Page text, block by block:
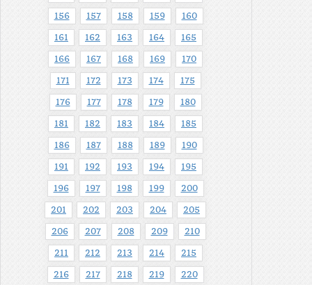
156 157 158 159 160
161 162 163 164 165
166 167 168 169 170
171 172 173 174 175
176 177 178 179 180
181 182 183 184 185
186 187 188 189 190
191 192 193 194 195
196 197 198 199 200
201 202 203 204 205
206 207 208 209 210
211 212 213 214 215
216 217 218 219 220